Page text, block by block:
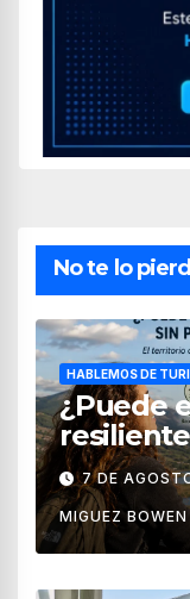
No te lo
HABLEMOS DE
¿Puede
7 DE
MIGUEZ BOWEN